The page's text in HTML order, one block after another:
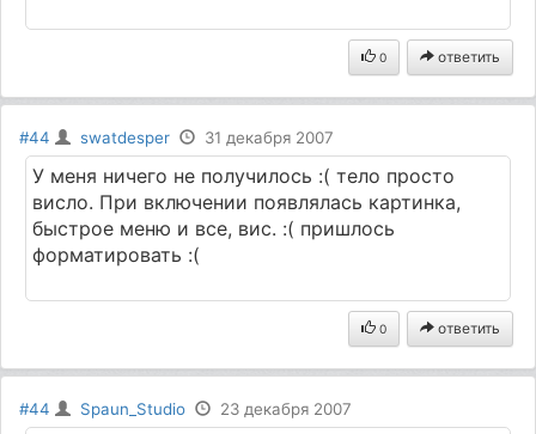
0 ответить
#44 swatdesper 31 декабря 2007
У меня ничего не получилось :( тело просто
висло. При включении появлялась картинка,
быстрое меню и все, вис. :( пришлось
форматировать :(
0 ответить
#44 Spaun_Studio 23 декабря 2007